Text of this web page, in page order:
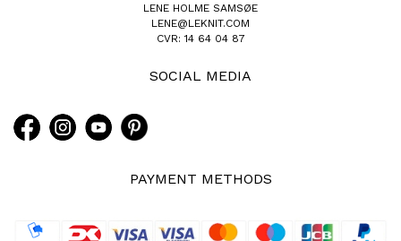
LENE HOLME SAMSØE
LENE@LEKNIT.COM
CVR: 14 64 04 87
SOCIAL MEDIA
PAYMENT METHODS